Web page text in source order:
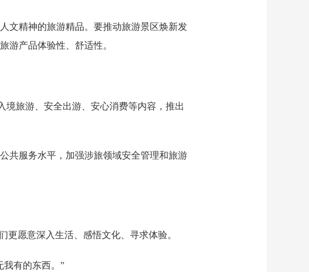
文精神的旅游精品。要推动旅游景区焕新发
游产品体验性、舒适性。
境旅游、安全出游、安心消费等内容，推出
共服务水平，加强涉旅领域安全管理和旅游
愿意深入生活、感悟文化、寻求体验。
我有的东西。”